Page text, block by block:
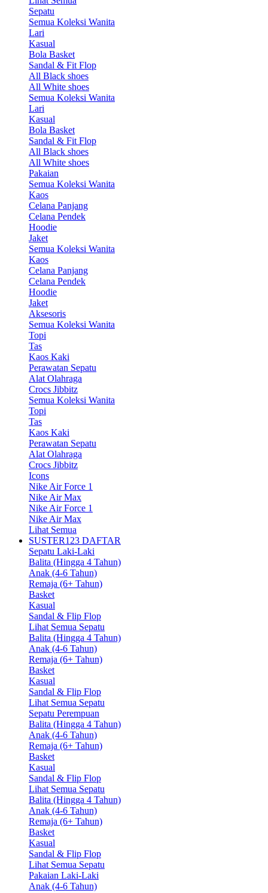
Sepatu
Semua Koleksi Wanita
Lari
Kasual
Bola Basket
Sandal & Fit Flop
All Black shoes
All White shoes
Semua Koleksi Wanita
Lari
Kasual
Bola Basket
Sandal & Fit Flop
All Black shoes
All White shoes
Pakaian
Semua Koleksi Wanita
Kaos
Celana Panjang
Celana Pendek
Hoodie
Jaket
Semua Koleksi Wanita
Kaos
Celana Panjang
Celana Pendek
Hoodie
Jaket
Aksesoris
Semua Koleksi Wanita
Topi
Tas
Kaos Kaki
Perawatan Sepatu
Alat Olahraga
Crocs Jibbitz
Semua Koleksi Wanita
Topi
Tas
Kaos Kaki
Perawatan Sepatu
Alat Olahraga
Crocs Jibbitz
Icons
Nike Air Force 1
Nike Air Max
Nike Air Force 1
Nike Air Max
Lihat Semua
SUSTER123 DAFTAR
Sepatu Laki-Laki
Balita (Hingga 4 Tahun)
Anak (4-6 Tahun)
Remaja (6+ Tahun)
Basket
Kasual
Sandal & Flip Flop
Lihat Semua Sepatu
Balita (Hingga 4 Tahun)
Anak (4-6 Tahun)
Remaja (6+ Tahun)
Basket
Kasual
Sandal & Flip Flop
Lihat Semua Sepatu
Sepatu Perempuan
Balita (Hingga 4 Tahun)
Anak (4-6 Tahun)
Remaja (6+ Tahun)
Basket
Kasual
Sandal & Flip Flop
Lihat Semua Sepatu
Balita (Hingga 4 Tahun)
Anak (4-6 Tahun)
Remaja (6+ Tahun)
Basket
Kasual
Sandal & Flip Flop
Lihat Semua Sepatu
Pakaian Laki-Laki
Anak (4-6 Tahun)